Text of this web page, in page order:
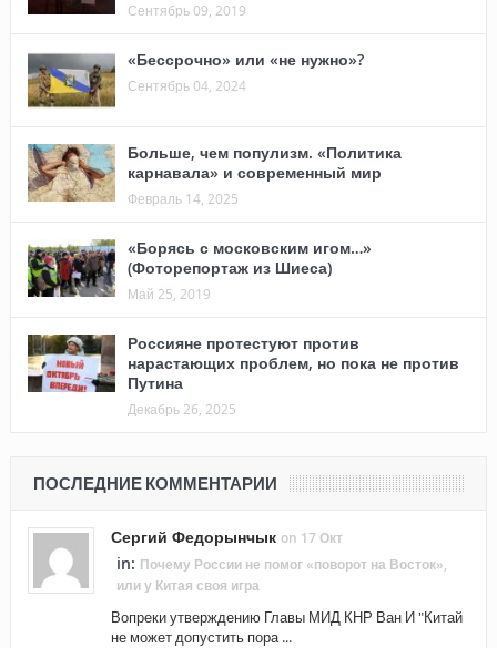
Сентябрь 09, 2019
«Бессрочно» или «не нужно»?
Сентябрь 04, 2024
Больше, чем популизм. «Политика
карнавала» и современный мир
Февраль 14, 2025
«Борясь с московским игом…»
(Фоторепортаж из Шиеса)
Май 25, 2019
Россияне протестуют против
нарастающих проблем, но пока не против
Путина
Декабрь 26, 2025
ПОСЛЕДНИЕ КОММЕНТАРИИ
Сергий Федорынчык on 17 Окт
in: Почему России не помог «поворот на Восток»,
или у Китая своя игра
Вопреки утверждению Главы МИД КНР Ван И "Китай
не может допустить пора ...